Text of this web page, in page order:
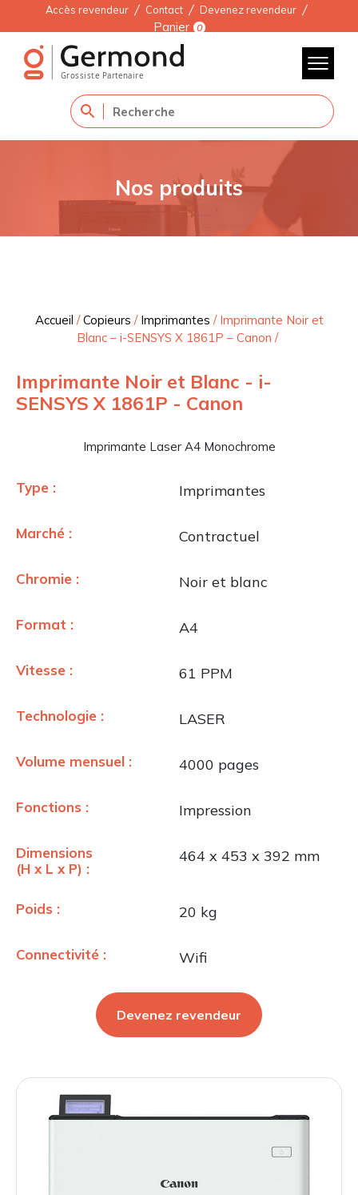
Accès revendeur Contact Devenez revendeur
Panier 0
Nos produits
Accueil /Copieurs / Imprimantes / Imprimante Noir et
Blanc – i-SENSYS X 1861P – Canon /
Imprimante Noir et Blanc - i-
SENSYS X 1861P - Canon
Imprimante Laser A4 Monochrome
Type : Imprimantes
Marché : Contractuel
Chromie : Noir et blanc
Format : A4
Vitesse : 61 PPM
Technologie : LASER
Volume mensuel : 4000 pages
Fonctions : Impression
Dimensions
(H x L x P) :
464 x 453 x 392 mm
Poids : 20 kg
Connectivité : Wifi
Devenez revendeur